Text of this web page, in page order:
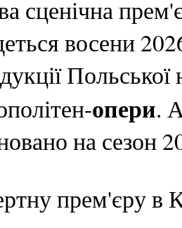
сценічна
восени
опери.
на сезон
прем'єру в